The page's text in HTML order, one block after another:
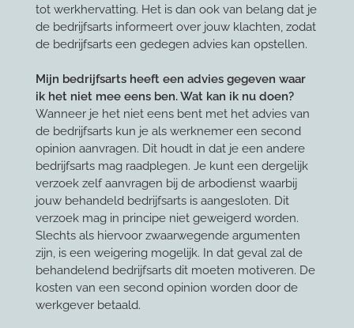
tot werkhervatting. Het is dan ook van belang dat je
de bedrijfsarts informeert over jouw klachten, zodat
de bedrijfsarts een gedegen advies kan opstellen.
Mijn bedrijfsarts heeft een advies gegeven waar
ik het niet mee eens ben. Wat kan ik nu doen?
Wanneer je het niet eens bent met het advies van
de bedrijfsarts kun je als werknemer een second
opinion aanvragen. Dit houdt in dat je een andere
bedrijfsarts mag raadplegen. Je kunt een dergelijk
verzoek zelf aanvragen bij de arbodienst waarbij
jouw behandeld bedrijfsarts is aangesloten. Dit
verzoek mag in principe niet geweigerd worden.
Slechts als hiervoor zwaarwegende argumenten
zijn, is een weigering mogelijk. In dat geval zal de
behandelend bedrijfsarts dit moeten motiveren. De
kosten van een second opinion worden door de
werkgever betaald.